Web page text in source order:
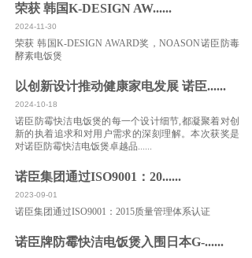
荣获 韩国K-DESIGN AW......
2024-11-30
荣获 韩国K-DESIGN AWARD奖，NOASON诺臣防毒
酵素电饭煲
以创新设计推动健康家电发展 诺臣......
2024-10-18
诺臣防霉快洁电饭煲的每一个设计细节,都凝聚着对创
新的执着追求和对用户需求的深刻理解。本次获奖是
对诺臣防霉快洁电饭煲卓越品......
诺臣集团通过ISO9001：20......
2023-09-01
诺臣集团通过ISO9001：2015质量管理体系认证
诺臣牌防霉快洁电饭煲入围日本G-......